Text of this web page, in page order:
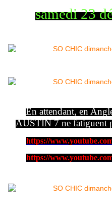
samedi 23
En attendant, en
AUSTIN 7 ne fatiguent
https://
https://